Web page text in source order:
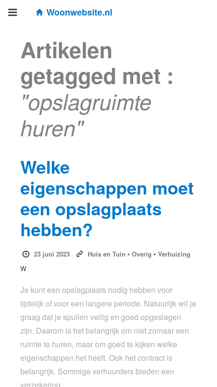
Woonwebsite.nl
Artikelen
getagged met :
"opslagruimte
huren"
Welke
eigenschappen moet
een opslagplaats
hebben?
23 juni 2023 Huis en Tuin •Overig •Verhuizing
W
Je kunt een opslagplaats nodig hebben voor
tijdelijk of voor een langere periode. Natuurlijk wil je
graag dat je spullen veilig en goed opgeslagen
zijn. Daarom is het belangrijk om niet zomaar een
ruimte te huren, maar om goed te kijken welke
eigenschappen het heeft. Ook het contract is
belangrijk. Sommige verhuurders bieden een